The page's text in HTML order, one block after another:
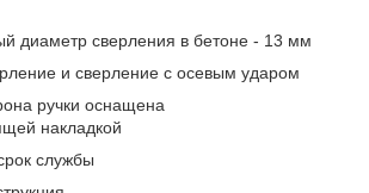
диаметр сверления в бетоне - 13 мм
и сверление с осевым ударом
ручки оснащена
накладкой
службы